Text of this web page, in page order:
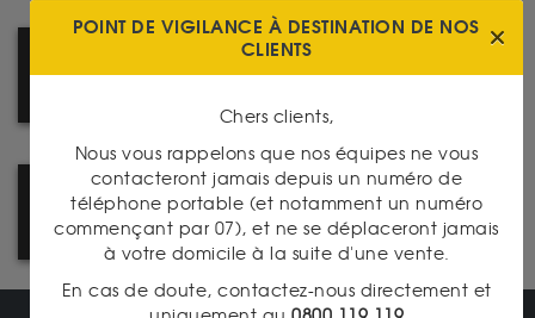
LA PRESSE PARLE DE NOUS !
COMMENT ACHETER SUR LE
SITE ? SUIVEZ LE GUIDE !
POINT DE VIGILANCE À DESTINATION DE NOS
CLIENTS
Chers clients,
Nous vous rappelons que nos équipes ne vous
contacteront jamais depuis un numéro de
téléphone portable (et notamment un numéro
commençant par 07), et ne se déplaceront jamais
à votre domicile à la suite d'une vente.
En cas de doute, contactez-nous directement et